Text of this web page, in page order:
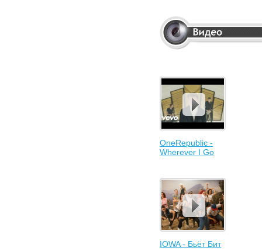
OneRepublic -
Wherever I Go
IOWA - Бьёт Бит